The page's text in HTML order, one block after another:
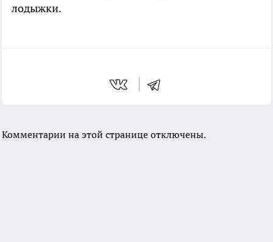
лодыжки.
Комментарии на этой странице отключены.